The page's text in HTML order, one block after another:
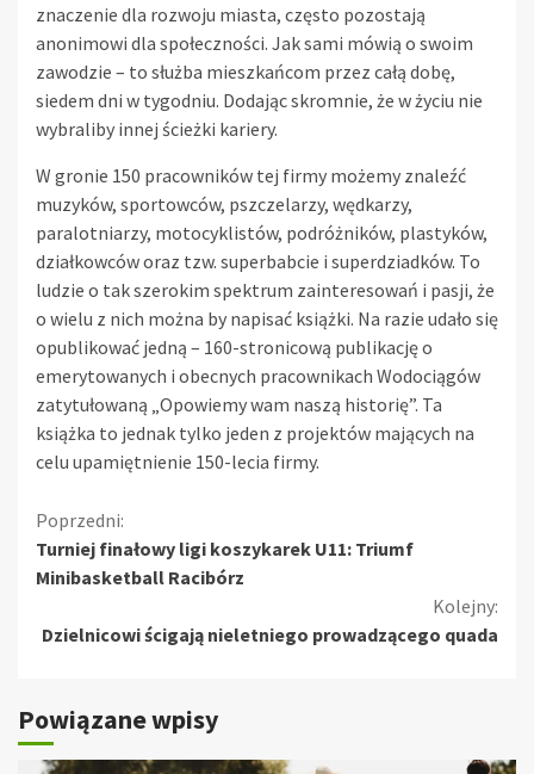
znaczenie dla rozwoju miasta, często pozostają
anonimowi dla społeczności. Jak sami mówią o swoim
zawodzie – to służba mieszkańcom przez całą dobę,
siedem dni w tygodniu. Dodając skromnie, że w życiu nie
wybraliby innej ścieżki kariery.
W gronie 150 pracowników tej firmy możemy znaleźć
muzyków, sportowców, pszczelarzy, wędkarzy,
paralotniarzy, motocyklistów, podróżników, plastyków,
działkowców oraz tzw. superbabcie i superdziadków. To
ludzie o tak szerokim spektrum zainteresowań i pasji, że
o wielu z nich można by napisać książki. Na razie udało się
opublikować jedną – 160-stronicową publikację o
emerytowanych i obecnych pracownikach Wodociągów
zatytułowaną „Opowiemy wam naszą historię”. Ta
książka to jednak tylko jeden z projektów mających na
celu upamiętnienie 150-lecia firmy.
Kontynuuj
czytanie
Poprzedni:
Turniej finałowy ligi koszykarek U11: Triumf
Minibasketball Racibórz
Kolejny:
Dzielnicowi ścigają nieletniego prowadzącego quada
Powiązane wpisy